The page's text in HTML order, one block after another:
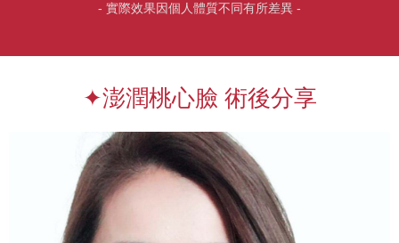
- 實際效果因個人體質不同有所差異 -
✦澎潤桃心臉 術後分享